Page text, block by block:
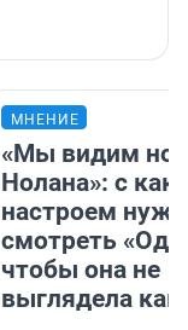
МНЕНИЕ
«Мы видим
Нолана»: с
настроем
смотреть
чтобы она не
выглядела как